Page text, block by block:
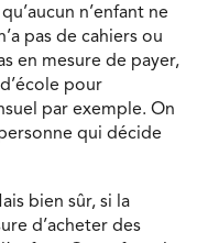
n’enfant ne
pas de cahiers ou
en mesure de payer,
pour
par exemple. On
qui décide
bien sûr, si la
d’acheter des